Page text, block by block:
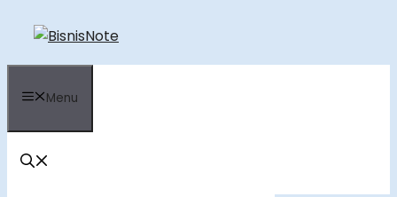
content
Menu